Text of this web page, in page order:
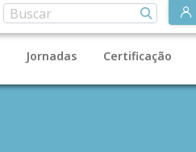
Jornadas Certificação